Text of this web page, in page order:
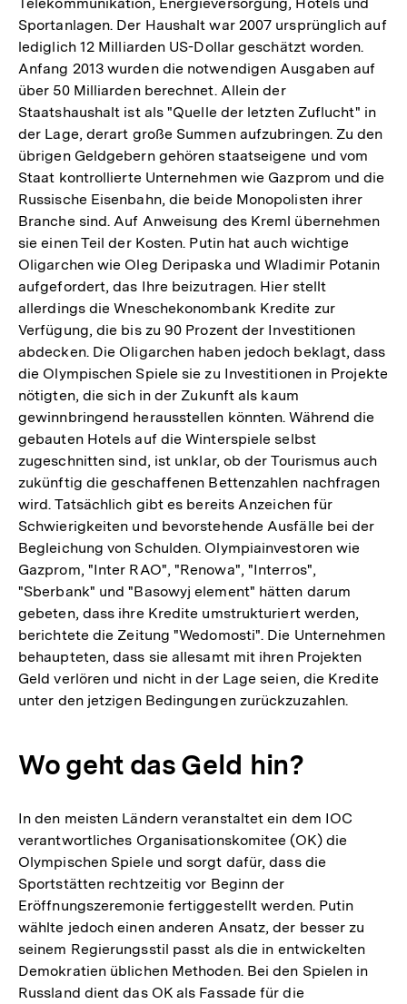
Sportanlagen. Der Haushalt war 2007 ursprünglich auf
lediglich 12 Milliarden US-Dollar geschätzt worden.
Anfang 2013 wurden die notwendigen Ausgaben auf
über 50 Milliarden berechnet. Allein der
Staatshaushalt ist als "Quelle der letzten Zuflucht" in
der Lage, derart große Summen aufzubringen. Zu den
übrigen Geldgebern gehören staatseigene und vom
Staat kontrollierte Unternehmen wie Gazprom und die
Russische Eisenbahn, die beide Monopolisten ihrer
Branche sind. Auf Anweisung des Kreml übernehmen
sie einen Teil der Kosten. Putin hat auch wichtige
Oligarchen wie Oleg Deripaska und Wladimir Potanin
aufgefordert, das Ihre beizutragen. Hier stellt
allerdings die Wneschekonombank Kredite zur
Verfügung, die bis zu 90 Prozent der Investitionen
abdecken. Die Oligarchen haben jedoch beklagt, dass
die Olympischen Spiele sie zu Investitionen in Projekte
nötigten, die sich in der Zukunft als kaum
gewinnbringend herausstellen könnten. Während die
gebauten Hotels auf die Winterspiele selbst
zugeschnitten sind, ist unklar, ob der Tourismus auch
zukünftig die geschaffenen Bettenzahlen nachfragen
wird. Tatsächlich gibt es bereits Anzeichen für
Schwierigkeiten und bevorstehende Ausfälle bei der
Begleichung von Schulden. Olympiainvestoren wie
Gazprom, "Inter RAO", "Renowa", "Interros",
"Sberbank" und "Basowyj element" hätten darum
gebeten, dass ihre Kredite umstrukturiert werden,
berichtete die Zeitung "Wedomosti". Die Unternehmen
behaupteten, dass sie allesamt mit ihren Projekten
Geld verlören und nicht in der Lage seien, die Kredite
unter den jetzigen Bedingungen zurückzuzahlen.
Wo geht das Geld hin?
In den meisten Ländern veranstaltet ein dem IOC
verantwortliches Organisationskomitee (OK) die
Olympischen Spiele und sorgt dafür, dass die
Sportstätten rechtzeitig vor Beginn der
Eröffnungszeremonie fertiggestellt werden. Putin
wählte jedoch einen anderen Ansatz, der besser zu
seinem Regierungsstil passt als die in entwickelten
Demokratien üblichen Methoden. Bei den Spielen in
Russland dient das OK als Fassade für die